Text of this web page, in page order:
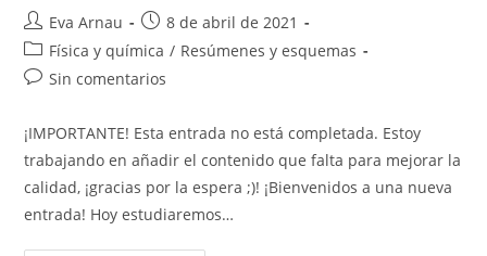
Autor
de
la
entrada:
Eva Arnau
Publicación
de
entrada:
8 de abril de 2021
Categoría
de
Física y química / Resúmenes y esquemas
Comentarios
la
entrada:
Sin comentarios
¡IMPORTANTE! Esta entrada no está completada. Estoy
trabajando en añadir el contenido que falta para mejorar la
calidad, ¡gracias por la espera ;)! ¡Bienvenidos a una nueva
entrada! Hoy estudiaremos…